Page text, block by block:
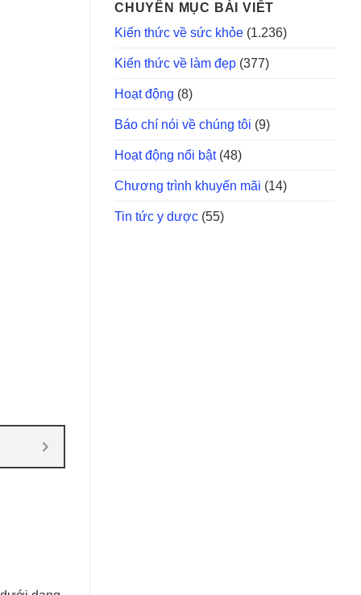
CHUYÊN MỤC BÀI VIẾT
Kiến thức về sức khỏe (1.236)
Kiến thức về làm đẹp (377)
Hoạt động (8)
Báo chí nói về chúng tôi (9)
Hoạt động nổi bật(48)
Chương trình khuyến mãi (14)
Tin tức y dược (55)